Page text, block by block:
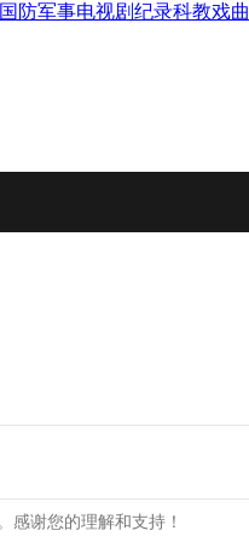
国防军事电视剧纪录科教戏曲